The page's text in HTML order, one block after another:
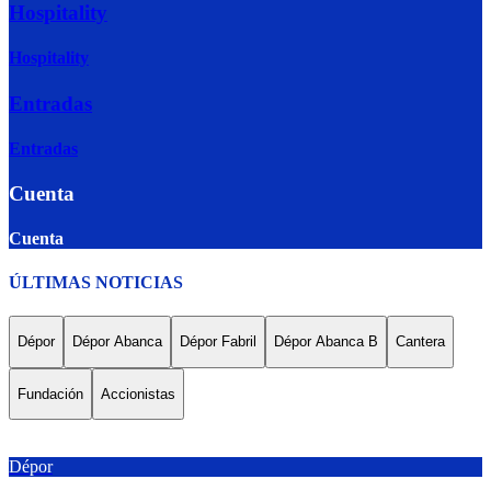
Hospitality
Hospitality
Entradas
Entradas
Cuenta
Cuenta
ÚLTIMAS NOTICIAS
Dépor Dépor Abanca Dépor Fabril Dépor Abanca B Cantera
Fundación Accionistas
Dépor